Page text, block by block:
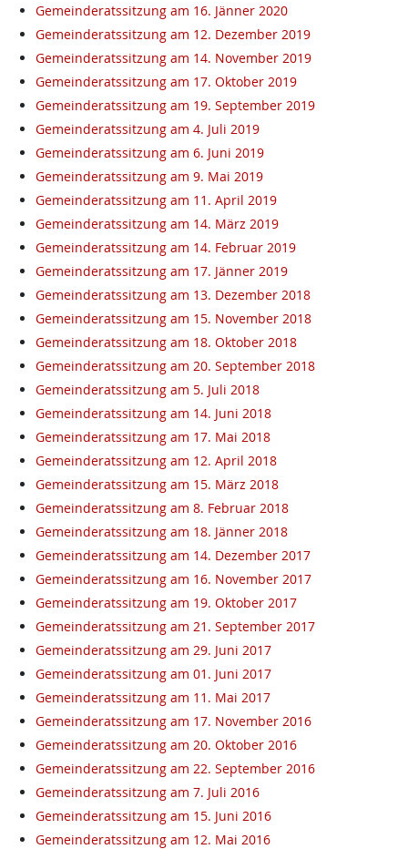
Gemeinderatssitzung am 16. Jänner 2020
Gemeinderatssitzung am 12. Dezember 2019
Gemeinderatssitzung am 14. November 2019
Gemeinderatssitzung am 17. Oktober 2019
Gemeinderatssitzung am 19. September 2019
Gemeinderatssitzung am 4. Juli 2019
Gemeinderatssitzung am 6. Juni 2019
Gemeinderatssitzung am 9. Mai 2019
Gemeinderatssitzung am 11. April 2019
Gemeinderatssitzung am 14. März 2019
Gemeinderatssitzung am 14. Februar 2019
Gemeinderatssitzung am 17. Jänner 2019
Gemeinderatssitzung am 13. Dezember 2018
Gemeinderatssitzung am 15. November 2018
Gemeinderatssitzung am 18. Oktober 2018
Gemeinderatssitzung am 20. September 2018
Gemeinderatssitzung am 5. Juli 2018
Gemeinderatssitzung am 14. Juni 2018
Gemeinderatssitzung am 17. Mai 2018
Gemeinderatssitzung am 12. April 2018
Gemeinderatssitzung am 15. März 2018
Gemeinderatssitzung am 8. Februar 2018
Gemeinderatssitzung am 18. Jänner 2018
Gemeinderatssitzung am 14. Dezember 2017
Gemeinderatssitzung am 16. November 2017
Gemeinderatssitzung am 19. Oktober 2017
Gemeinderatssitzung am 21. September 2017
Gemeinderatssitzung am 29. Juni 2017
Gemeinderatssitzung am 01. Juni 2017
Gemeinderatssitzung am 11. Mai 2017
Gemeinderatssitzung am 17. November 2016
Gemeinderatssitzung am 20. Oktober 2016
Gemeinderatssitzung am 22. September 2016
Gemeinderatssitzung am 7. Juli 2016
Gemeinderatssitzung am 15. Juni 2016
Gemeinderatssitzung am 12. Mai 2016